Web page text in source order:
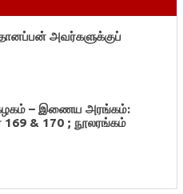
தானப்பன் அவர்களுக்குப்
கழகம் – இணைய அரங்கம்:
& 170 ; நூலரங்கம்